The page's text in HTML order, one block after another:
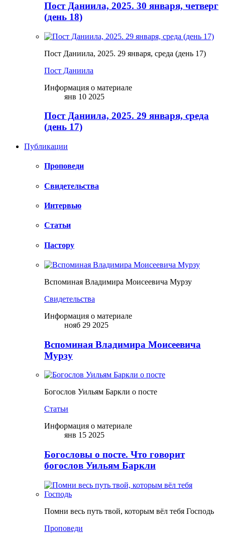
Пост Даниила, 2025. 30 января, четверг
(день 18)
Пост Даниила, 2025. 29 января, среда (день 17)
Пост Даниила
Информация о материале
янв 10 2025
Пост Даниила, 2025. 29 января, среда
(день 17)
Публикации
Проповеди
Свидетельства
Интервью
Статьи
Пастору
Вспоминая Владимира Моисеевича Мурзу
Свидетельства
Информация о материале
нояб 29 2025
Вспоминая Владимира Моисеевича
Мурзу
Богослов Уильям Баркли о посте
Статьи
Информация о материале
янв 15 2025
Богословы о посте. Что говорит
богослов Уильям Баркли
Помни весь путь твой, которым вёл тебя Господь
Проповеди